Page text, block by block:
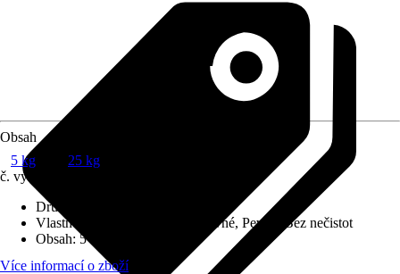
Obsah
5 kg
25 kg
č. výrobku
Druh výrobku
Vlastnosti podkladu
Suché, Rovné, Pevné, Bez nečistot
Obsah: 5 kg
Více informací o zboží